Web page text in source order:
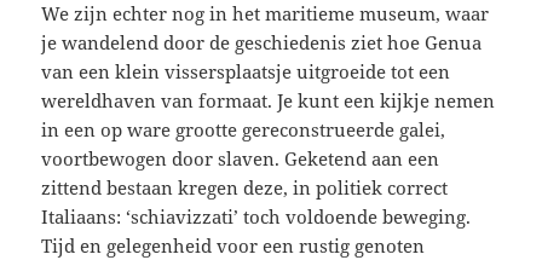
We zijn echter nog in het maritieme museum, waar
je wandelend door de geschiedenis ziet hoe Genua
van een klein vissersplaatsje uitgroeide tot een
wereldhaven van formaat. Je kunt een kijkje nemen
in een op ware grootte gereconstrueerde galei,
voortbewogen door slaven. Geketend aan een
zittend bestaan kregen deze, in politiek correct
Italiaans: ‘schiavizzati’ toch voldoende beweging.
Tijd en gelegenheid voor een rustig genoten